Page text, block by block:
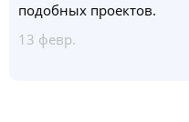
подобных проектов.
13 февр.